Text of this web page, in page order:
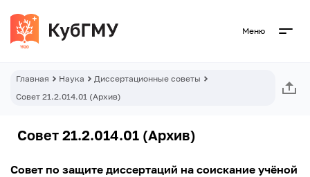
Меню
Главная Наука
Диссертационные советы
Совет 21.2.014.01 (Архив)
Совет 21.2.014.01 (Архив)
Совет по защите диссертаций на соискание учёной